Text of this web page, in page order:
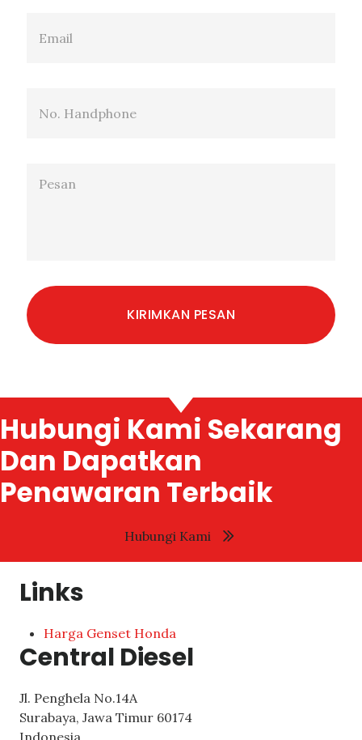
Hubungi Kami Sekarang
Dan Dapatkan
Penawaran Terbaik
Hubungi Kami
Links
Harga Genset Honda
Central Diesel
Jl. Penghela No.14A
Surabaya, Jawa Timur 60174
Indonesia